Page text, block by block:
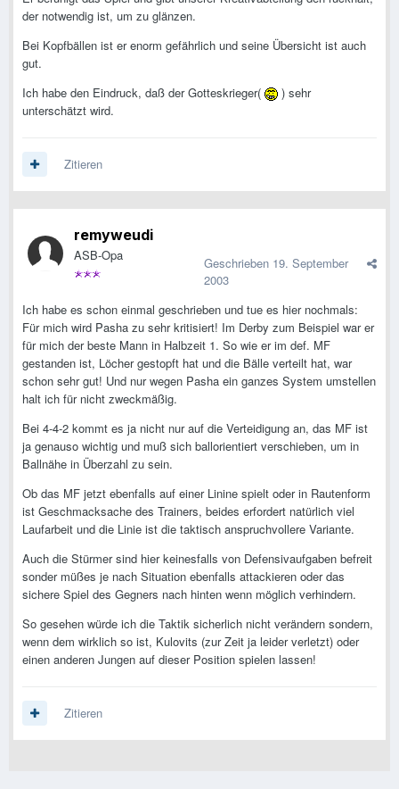
der notwendig ist, um zu glänzen.
Bei Kopfbällen ist er enorm gefährlich und seine Übersicht ist auch
gut.
Ich habe den Eindruck, daß der Gotteskrieger(
) sehr
unterschätzt wird.
Zitieren
remyweudi
ASB-Opa Geschrieben 19. September
2003
Ich habe es schon einmal geschrieben und tue es hier nochmals:
Für mich wird Pasha zu sehr kritisiert! Im Derby zum Beispiel war er
für mich der beste Mann in Halbzeit 1. So wie er im def. MF
gestanden ist, Löcher gestopft hat und die Bälle verteilt hat, war
schon sehr gut! Und nur wegen Pasha ein ganzes System umstellen
halt ich für nicht zweckmäßig.
Bei 4-4-2 kommt es ja nicht nur auf die Verteidigung an, das MF ist
ja genauso wichtig und muß sich ballorientiert verschieben, um in
Ballnähe in Überzahl zu sein.
Ob das MF jetzt ebenfalls auf einer Linine spielt oder in Rautenform
ist Geschmacksache des Trainers, beides erfordert natürlich viel
Laufarbeit und die Linie ist die taktisch anspruchvollere Variante.
Auch die Stürmer sind hier keinesfalls von Defensivaufgaben befreit
sonder müßes je nach Situation ebenfalls attackieren oder das
sichere Spiel des Gegners nach hinten wenn möglich verhindern.
So gesehen würde ich die Taktik sicherlich nicht verändern sondern,
wenn dem wirklich so ist, Kulovits (zur Zeit ja leider verletzt) oder
einen anderen Jungen auf dieser Position spielen lassen!
Zitieren